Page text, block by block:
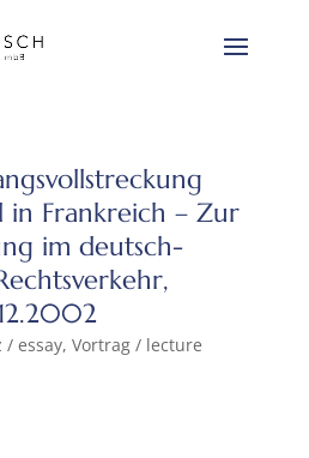
in Frankreich – Zur
im deutsch-
/ essay, Vortrag / lecture